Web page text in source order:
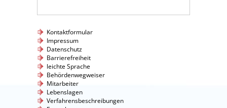
Kontaktformular
Impressum
Datenschutz
Barrierefreiheit
leichte Sprache
Behördenwegweiser
Mitarbeiter
Lebenslagen
Verfahrensbeschreibungen